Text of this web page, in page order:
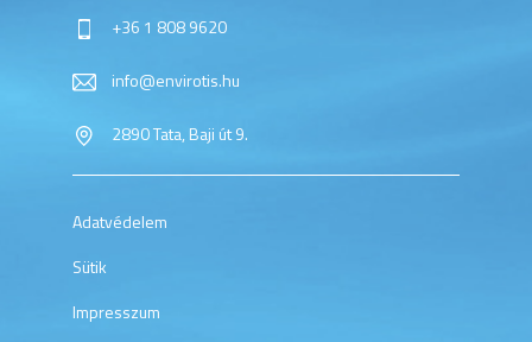
+36 1 808 9620
info@envirotis.hu
2890 Tata, Baji út 9.
Adatvédelem
Sütik
Impresszum